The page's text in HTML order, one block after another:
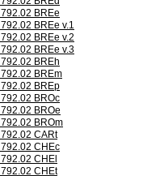
792.02 BREe
792.02 BREe v.1
792.02 BREe v.2
792.02 BREe v.3
792.02 BREh
792.02 BREm
792.02 BREp
792.02 BROc
792.02 BROe
792.02 BROm
792.02 CARt
792.02 CHEc
792.02 CHEl
792.02 CHEt